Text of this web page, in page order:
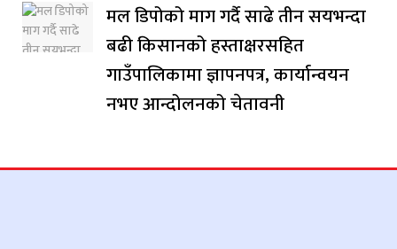
मल डिपोको माग गर्दै साढे तीन सयभन्दा
बढी किसानको हस्ताक्षरसहित
गाउँपालिकामा ज्ञापनपत्र, कार्यान्वयन
नभए आन्दोलनको चेतावनी